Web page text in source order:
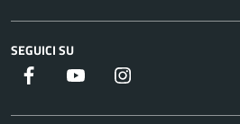
SEGUICI SU
Facebook Youtube